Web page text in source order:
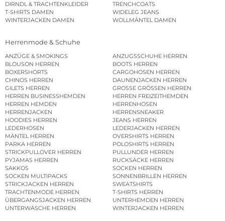
DIRNDL & TRACHTENKLEIDER
TRENCHCOATS
T-SHIRTS DAMEN
WIDELEG JEANS
WINTERJACKEN DAMEN
WOLLMÄNTEL DAMEN
Herrenmode & Schuhe
ANZÜGE & SMOKINGS
ANZUGSSCHUHE HERREN
BLOUSON HERREN
BOOTS HERREN
BOXERSHORTS
CARGOHOSEN HERREN
CHINOS HERREN
DAUNENJACKEN HERREN
GILETS HERREN
GROSSE GRÖSSEN HERREN
HERREN BUSINESSHEMDEN
HERREN FREIZEITHEMDEN
HERREN HEMDEN
HERRENHOSEN
HERRENJACKEN
HERRENSNEAKER
HOODIES HERREN
JEANS HERREN
LEDERHOSEN
LEDERJACKEN HERREN
MÄNTEL HERREN
OVERSHIRTS HERREN
PARKA HERREN
POLOSHIRTS HERREN
STRICKPULLOVER HERREN
PULLUNDER HERREN
PYJAMAS HERREN
RUCKSÄCKE HERREN
SAKKOS
SOCKEN HERREN
SOCKEN MULTIPACKS
SONNENBRILLEN HERREN
STRICKJACKEN HERREN
SWEATSHIRTS
TRACHTENMODE HERREN
T-SHIRTS HERREN
ÜBERGANGSJACKEN HERREN
UNTERHEMDEN HERREN
UNTERWÄSCHE HERREN
WINTERJACKEN HERREN